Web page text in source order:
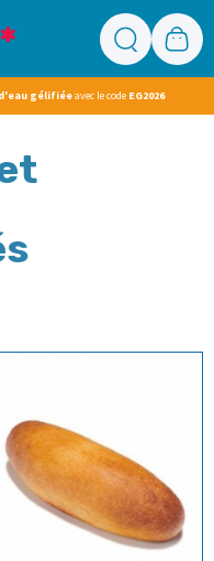
d'eau gélifiéeavec le code EG2026